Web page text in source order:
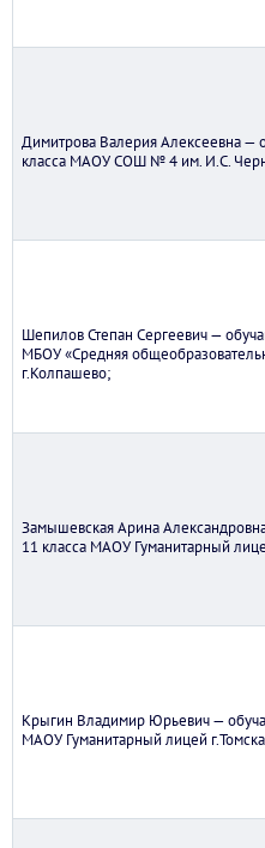
Димитрова Валерия Алексеевна —
класса МАОУ СОШ № 4 им. И.С.
Шепилов Степан Сергеевич —
МБОУ «Средняя
г.Колпашево;
Замышевская Арина
11 класса МАОУ Гуманитарный
Крыгин Владимир Юрьевич —
МАОУ Гуманитарный лицей